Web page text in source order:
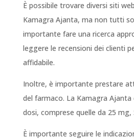
È possibile trovare diversi siti
Kamagra Ajanta, ma non tutti
importante fare una ricerca
leggere le recensioni dei clienti
affidabile.
Inoltre, è importante prestare
del farmaco. La Kamagra Ajanta
dosi, comprese quelle da 25
È importante seguire le